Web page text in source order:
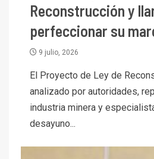
Reconstrucción y
perfeccionar su
9 julio, 2026
El Proyecto de Ley de
analizado por autoridades,
industria minera y
desayuno...